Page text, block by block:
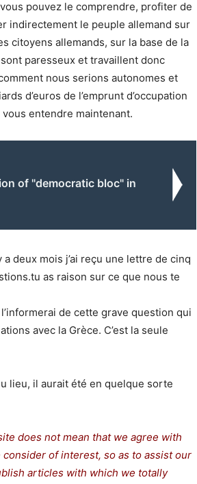
pouvez le comprendre, profiter de
indirectement le peuple allemand sur
citoyens allemands, sur la base de la
paresseux et travaillent donc
nous serions autonomes et
d’euros de l’emprunt d’occupation
vous entendre maintenant.
of "democratic bloc" in
deux mois j’ai reçu une lettre de cinq
as raison sur ce que nous te
de cette grave question qui
avec la Grèce. C’est la seule
lieu, il aurait été en quelque sorte
does not mean that we agree with
of interest, so as to assist our
articles with which we totally